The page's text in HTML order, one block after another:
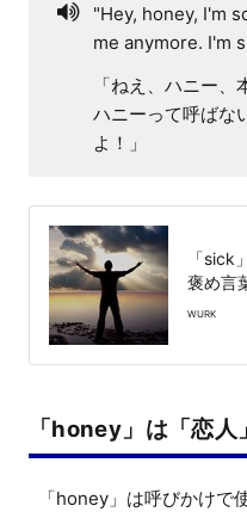
"Hey, honey, I'm
me anymore. I'm
「ねえ、ハニー
ハニーって呼ばな
よ！」
「sick
褒め言
WURK
「honey」は「恋人
「honey」は呼びかけで